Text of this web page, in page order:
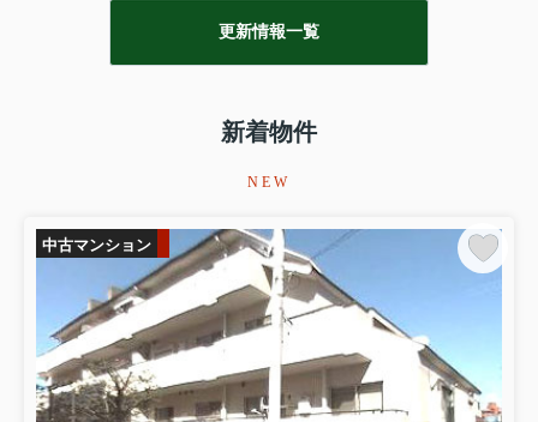
動産簡易査定。
相続不動産の売却はもちろん、
地方の遊休地有効活用や借地や
底地のご相談、残された古家屋
更新情報一覧
新着物件
NEW
中古マンション